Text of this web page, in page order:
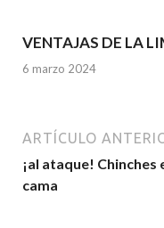
VENTAJAS DE LA
6 marzo 2024
ARTÍCULO
¡al ataque! Chinches
cama